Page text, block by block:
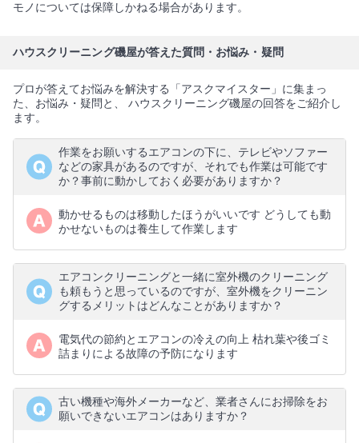
モノについては保障しかねる場合があります。
ハウスクリーニング磯屋が答えた質問・お悩み・疑問
プロが答えてお悩みを解決する「アスクマイスター」に集まっ
た、お悩み・疑問と、 ハウスクリーニング磯屋の回答をご紹介し
ます。
作業をお願いするエアコンの下に、テレビやソファー
などの家具があるのですが、それでも作業は可能です
か？事前に動かしておく必要がありますか？
動かせるものは移動したほうがいいです どうしても動
かせないものは養生して作業します
エアコンクリーニングと一緒に室外機のクリーニング
も頼もうと思っているのですが、室外機をクリーニン
グするメリットはどんなことがありますか？
電気代の節約とエアコンの冷えの向上 枯れ葉や後ゴミ
詰まりによる故障の予防になります
古い機種や海外メーカーなど、業者さんにお掃除をお
願いできないエアコンはありますか？